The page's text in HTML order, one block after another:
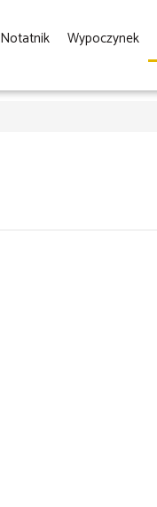
Notatnik Wypoczynek